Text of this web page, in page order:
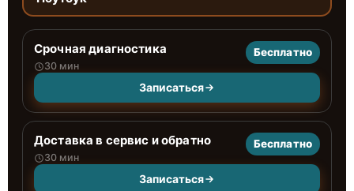
Срочная диагностика
30 мин
Бесплатно
Записаться
Доставка в сервис и обратно
30 мин
Бесплатно
Записаться